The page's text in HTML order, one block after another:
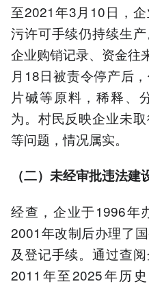
至2021年3月10日，
污许可手续仍持续生
企业购销记录、资金往
月18日被责令停产后
片碱等原料，稀释、
为。村民反映企业未
等问题，情况属实。
（二）未经审批违法建
经查，企业于1996年
2001年改制后办理了
及登记手续。通过查
2011年至2025年历